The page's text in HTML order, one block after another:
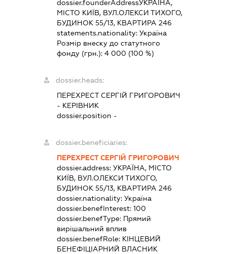
dossier.founderAddressУКРАЇНА,
МІСТО КИЇВ, ВУЛ.ОЛЕКСИ ТИХОГО,
БУДИНОК 55/13, КВАРТИРА 246
statements.nationality: Україна
Розмір внеску до статутного
фонду (грн.): 4 000 (100 %)
dossier.heads:
ПЕРЕХРЕСТ СЕРГІЙ ГРИГОРОВИЧ
- КЕРІВНИК
dossier.position -
dossier.beneficiaries:
ПЕРЕХРЕСТ СЕРГІЙ ГРИГОРОВИЧ
dossier.address: УКРАЇНА, МІСТО
КИЇВ, ВУЛ.ОЛЕКСИ ТИХОГО,
БУДИНОК 55/13, КВАРТИРА 246
dossier.nationality: Україна
dossier.benefInterest: 100
dossier.benefType: Прямий
вирішальний вплив
dossier.benefRole: КІНЦЕВИЙ
БЕНЕФІЦІАРНИЙ ВЛАСНИК